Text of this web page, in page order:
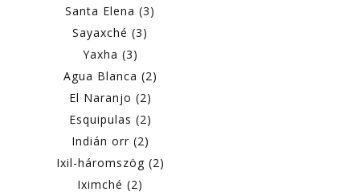
Santa Elena (3)
Sayaxché (3)
Yaxha (3)
Agua Blanca (2)
El Naranjo (2)
Esquipulas (2)
Indián orr (2)
Ixil-háromszög (2)
Iximché (2)